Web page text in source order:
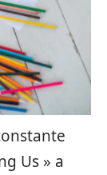
Us » a